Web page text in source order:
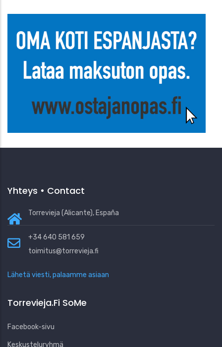
Yhteys • Contact
Torrevieja (Alicante), España
+34 640 581 659
toimitus@torrevieja.fi
Lähetä viesti, palaamme asiaan
Torrevieja.fi SoMe
Facebook-sivu
Keskusteluryhmä